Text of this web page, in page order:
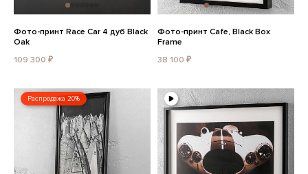
Фото-принт Race Car 4 дуб Black
Oak
109 300 ₽
Фото-принт Cafe, Black Box
Frame
38 100 ₽
Распродажа 20%